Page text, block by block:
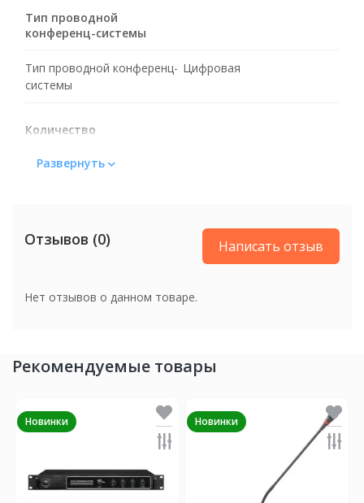
Тип проводной
конференц-системы
Тип проводной конференц-
системы
Цифровая
Количество
Цвет
Развернуть
Отзывов (0) Написать отзыв
Нет отзывов о данном товаре.
Рекомендуемые товары
Новинки Новинки